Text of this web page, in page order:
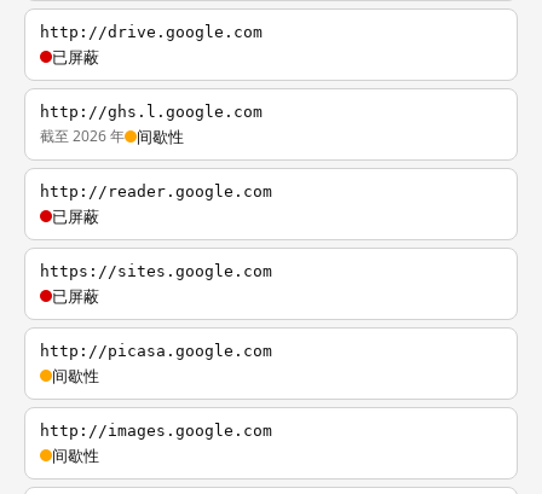
http://drive.google.com
已屏蔽
http://ghs.l.google.com
截至 2026 年 间歇性
http://reader.google.com
已屏蔽
https://sites.google.com
已屏蔽
http://picasa.google.com
间歇性
http://images.google.com
间歇性